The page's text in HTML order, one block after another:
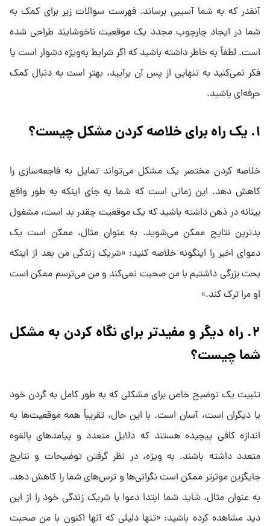
آنقدر که به شما آسیبی برساند. فهرست سوالات زیر برای کمک به
شما در ایجاد چارچوب مجدد یک موقعیت ناخوشایند طراحی شده
است. لطفاً به خاطر داشته باشید که اگر شرایط به‌ویژه دشوار است یا
فکر نمی‌کنید به تنهایی از پس آن برآیید، بهتر است به دنبال کمک
حرفه‌ای باشید.
۱. یک راه برای خلاصه کردن مشکل چیست؟
خلاصه کردن مختصر یک مشکل می‌تواند تمایل به فاجعه‌سازی را
کاهش دهد. این زمانی است که شما به جای اینکه به طور واقع
بینانه در ذهن داشته باشید که یک موقعیت چقدر بد است، مشغول
بدترین نتایج ممکن می‌شوید. به عنوان مثال، ممکن است یک
دعوای اخیر را اینگونه خلاصه کنید: «شریک زندگی من بعد از اینکه
بحث بزرگی داشتیم با من صحبت نمی‌کند و من می‌ترسم ممکن است
او مرا ترک کند.»
۲. راه دیگر و مفیدتر برای نگاه کردن به مشکل
شما چیست؟
تثبیت یک توضیح خاص برای مشکلی که به طور کامل به گردن خود
یا دیگران است، آسان است. با این حال، تقریباً همه موقعیت‌ها به
اندازه کافی پیچیده هستند که دلایل متعدد و پیامد‌های بالقوه
متعدد داشته باشند. به ویژه، در نظر گرفتن توضیحات و نتایج
جایگزین موثرتر ممکن است نگرانی‌ها و ترس‌های شما را کاهش دهد.
به عنوان مثال، شاید شما ابتدا دعوا با شریک زندگی خود را از این
دید مشاهده کرده باشید: «تنها دلیلی که آنها اکنون با من صحبت